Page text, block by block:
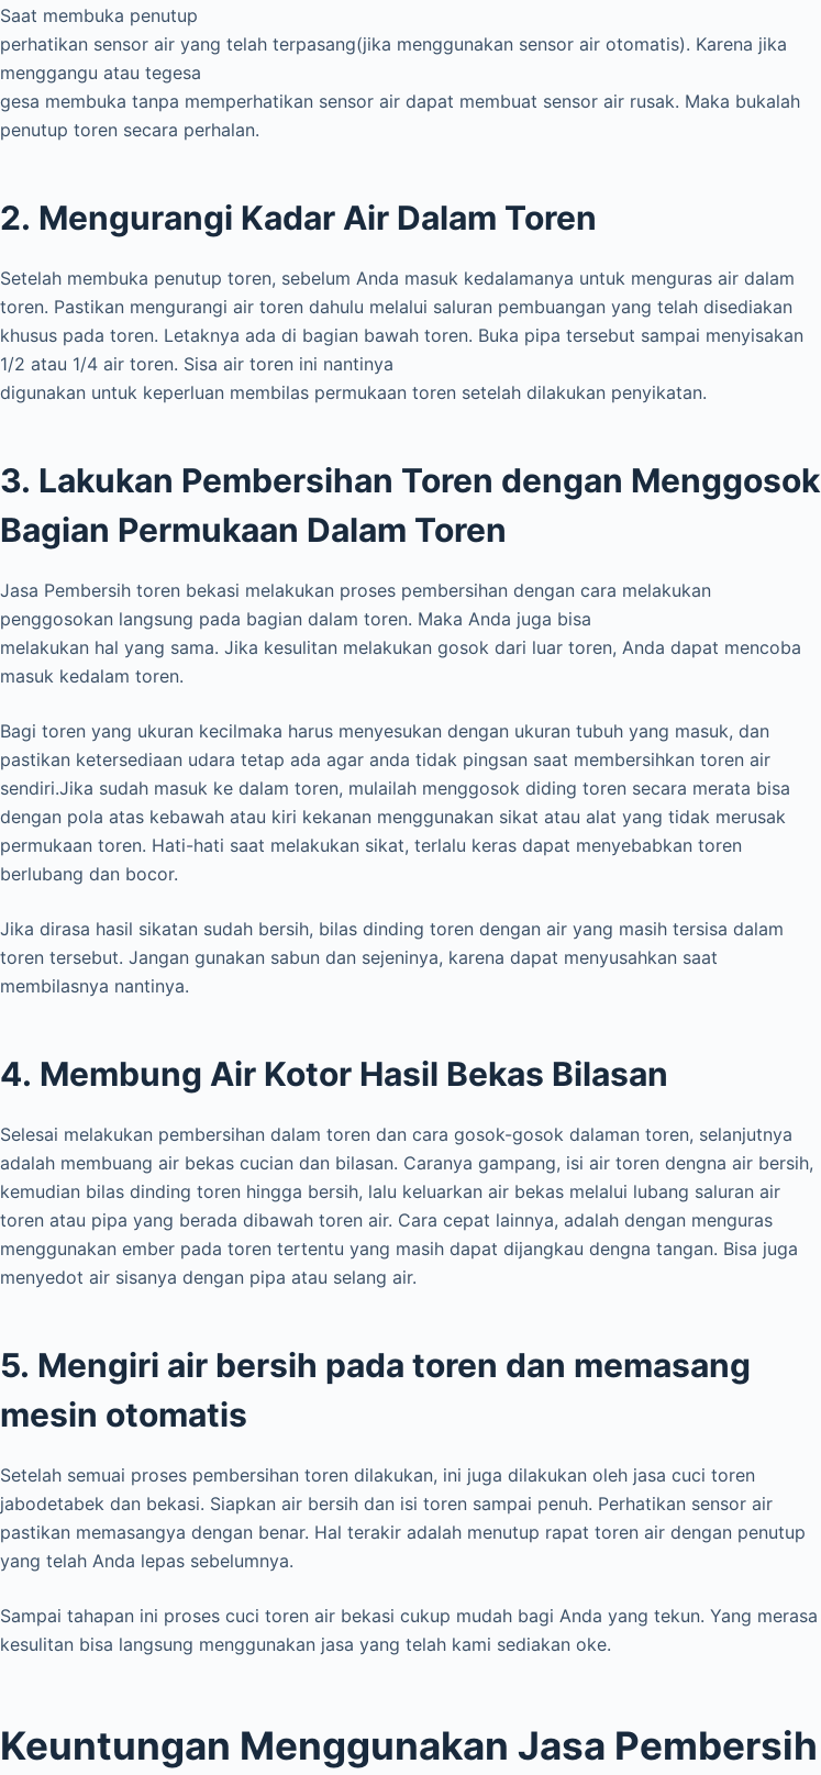
Saat membuka penutup
perhatikan sensor air yang telah terpasang(jika menggunakan sensor air otomatis). Karena jika
menggangu atau tegesa
gesa membuka tanpa memperhatikan sensor air dapat membuat sensor air rusak. Maka bukalah
penutup toren secara perhalan.
2. Mengurangi Kadar Air Dalam Toren
Setelah membuka penutup toren, sebelum Anda masuk kedalamanya untuk menguras air dalam
toren. Pastikan mengurangi air toren dahulu melalui saluran pembuangan yang telah disediakan
khusus pada toren. Letaknya ada di bagian bawah toren. Buka pipa tersebut sampai menyisakan
1/2 atau 1/4 air toren. Sisa air toren ini nantinya
digunakan untuk keperluan membilas permukaan toren setelah dilakukan penyikatan.
3. Lakukan Pembersihan Toren dengan Menggosok
Bagian Permukaan Dalam Toren
Jasa Pembersih toren bekasi melakukan proses pembersihan dengan cara melakukan
penggosokan langsung pada bagian dalam toren. Maka Anda juga bisa
melakukan hal yang sama. Jika kesulitan melakukan gosok dari luar toren, Anda dapat mencoba
masuk kedalam toren.
Bagi toren yang ukuran kecilmaka harus menyesukan dengan ukuran tubuh yang masuk, dan
pastikan ketersediaan udara tetap ada agar anda tidak pingsan saat membersihkan toren air
sendiri.Jika sudah masuk ke dalam toren, mulailah menggosok diding toren secara merata bisa
dengan pola atas kebawah atau kiri kekanan menggunakan sikat atau alat yang tidak merusak
permukaan toren. Hati-hati saat melakukan sikat, terlalu keras dapat menyebabkan toren
berlubang dan bocor.
Jika dirasa hasil sikatan sudah bersih, bilas dinding toren dengan air yang masih tersisa dalam
toren tersebut. Jangan gunakan sabun dan sejeninya, karena dapat menyusahkan saat
membilasnya nantinya.
4. Membung Air Kotor Hasil Bekas Bilasan
Selesai melakukan pembersihan dalam toren dan cara gosok-gosok dalaman toren, selanjutnya
adalah membuang air bekas cucian dan bilasan. Caranya gampang, isi air toren dengna air bersih,
kemudian bilas dinding toren hingga bersih, lalu keluarkan air bekas melalui lubang saluran air
toren atau pipa yang berada dibawah toren air. Cara cepat lainnya, adalah dengan menguras
menggunakan ember pada toren tertentu yang masih dapat dijangkau dengna tangan. Bisa juga
menyedot air sisanya dengan pipa atau selang air.
5. Mengiri air bersih pada toren dan memasang
mesin otomatis
Setelah semuai proses pembersihan toren dilakukan, ini juga dilakukan oleh jasa cuci toren
jabodetabek dan bekasi. Siapkan air bersih dan isi toren sampai penuh. Perhatikan sensor air
pastikan memasangya dengan benar. Hal terakir adalah menutup rapat toren air dengan penutup
yang telah Anda lepas sebelumnya.
Sampai tahapan ini proses cuci toren air bekasi cukup mudah bagi Anda yang tekun. Yang merasa
kesulitan bisa langsung menggunakan jasa yang telah kami sediakan oke.
Keuntungan Menggunakan Jasa Pembersih